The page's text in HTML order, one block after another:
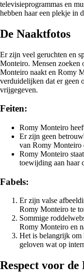
televisieprogrammas en
hebben haar een plekje in
De Naaktfotos
Er zijn veel geruchten en
Monteiro. Mensen zoeken
Monteiro naakt en Romy
verduidelijken dat er geen
vrijgegeven.
Feiten:
Romy Monteiro
Er zijn geen
van Romy Monteiro
Romy Monteiro
toewijding aan haar
Fabels:
Er zijn valse
Romy Monteiro te
Sommige
Romy Monteiro en
Het is belangrijk om
geloven wat op
Respect voor